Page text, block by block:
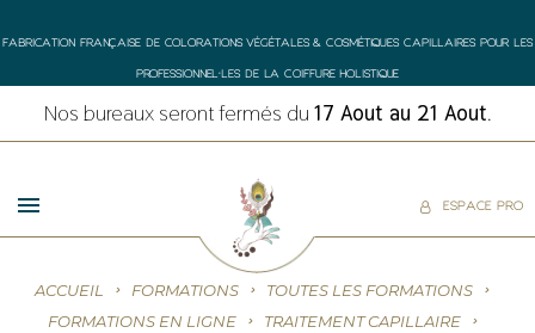
FABRICATION FRANÇAISE DE COLORATIONS VÉGÉTALES & COSMÉTIQUES CAPILLAIRES POUR LES
PROFESSIONNEL•LES DE LA COIFFURE HOLISTIQUE
Nos bureaux seront fermés du 17 Aout au 21 Aout.
ESPACE PRO
ACCUEIL FORMATIONS
TOUTES LES FORMATIONS
FORMATIONS EN LIGNE
TRAITEMENT CAPILLAIRE